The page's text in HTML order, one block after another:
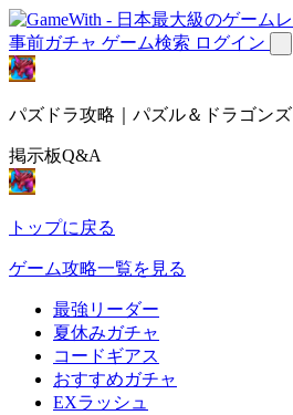
事前ガチャ ゲーム検索 ログイン
パズドラ攻略｜パズル＆ドラゴンズ
掲示板Q&A
トップに戻る
ゲーム攻略一覧を見る
最強リーダー
夏休みガチャ
コードギアス
おすすめガチャ
EXラッシュ